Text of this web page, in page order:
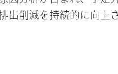
削減を持続的に向上